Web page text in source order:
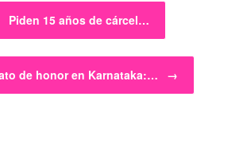
Piden 15 años de cárcel…
de honor en Karnataka:… →